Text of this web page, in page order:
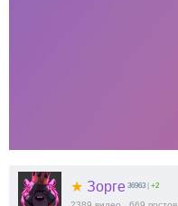
★ Зорге 36963 | +2